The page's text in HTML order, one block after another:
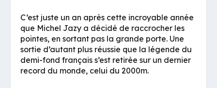
C’est juste un an après cette incroyable année
que Michel Jazy a décidé de raccrocher les
pointes, en sortant pas la grande porte. Une
sortie d’autant plus réussie que la légende du
demi-fond français s’est retirée sur un dernier
record du monde, celui du 2000m.